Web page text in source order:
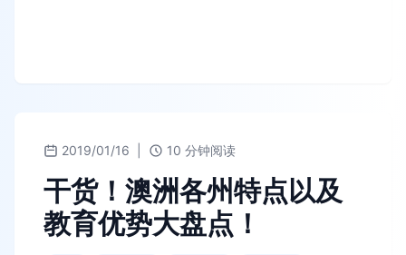
2019/01/16 10 分钟阅读
干货！澳洲各州特点以及
教育优势大盘点！